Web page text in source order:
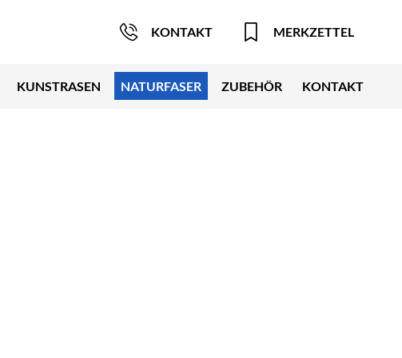
KONTAKT MERKZETTEL
KUNSTRASEN NATURFASER ZUBEHÖR KONTAKT